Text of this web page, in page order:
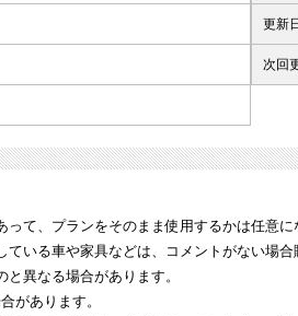
更新
次回
て、プランをそのまま使用するかは任意に
いる車や家具などは、コメントがない場合
異なる場合があります。
があります。